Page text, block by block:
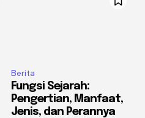
Berita
Fungsi Sejarah:
Pengertian, Manfaat,
Jenis, dan Perannya